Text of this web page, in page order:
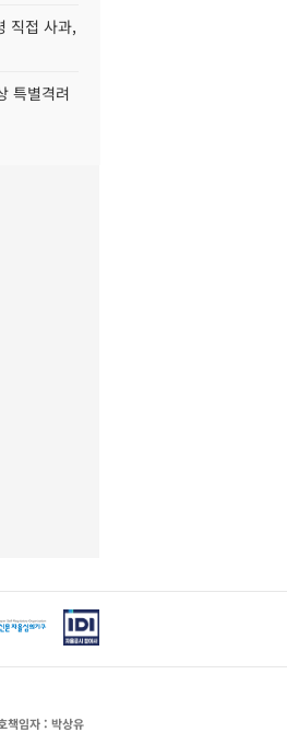
직접 사과,
특별격려
책임자 : 박상유